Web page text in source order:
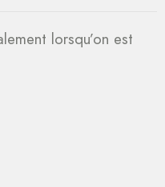
lorsqu’on est